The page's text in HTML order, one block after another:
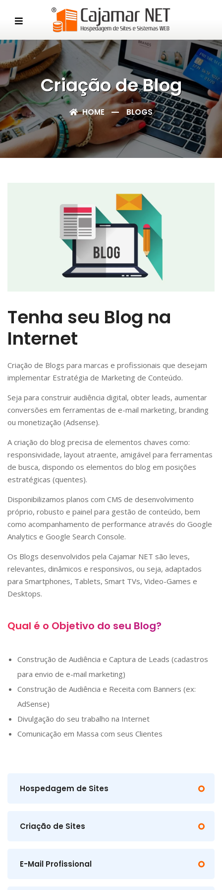
Criação de Blog
HOME BLOGS
Tenha seu Blog na
Internet
Criação de Blogs para marcas e profissionais que desejam
implementar Estratégia de Marketing de Conteúdo.
Seja para construir audiência digital, obter leads, aumentar
conversões em ferramentas de e-mail marketing, branding
ou monetização (Adsense).
A criação do blog precisa de elementos chaves como:
responsividade, layout atraente, amigável para ferramentas
de busca, dispondo os elementos do blog em posições
estratégicas (quentes).
Disponibilizamos planos com CMS de desenvolvimento
próprio, robusto e painel para gestão de conteúdo, bem
como acompanhamento de performance através do Google
Analytics e Google Search Console.
Os Blogs desenvolvidos pela Cajamar NET são leves,
relevantes, dinâmicos e responsivos, ou seja, adaptados
para Smartphones, Tablets, Smart TVs, Video-Games e
Desktops.
Qual é o Objetivo do seu Blog?
Construção de Audiência e Captura de Leads (cadastros
para envio de e-mail marketing)
Construção de Audiência e Receita com Banners (ex:
AdSense)
Divulgação do seu trabalho na Internet
Comunicação em Massa com seus Clientes
Hospedagem de Sites
Criação de Sites
E-Mail Profissional